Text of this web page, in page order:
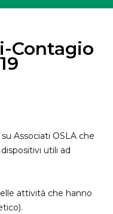
Contagio
Associati OSLA che
utili ad
attività che hanno